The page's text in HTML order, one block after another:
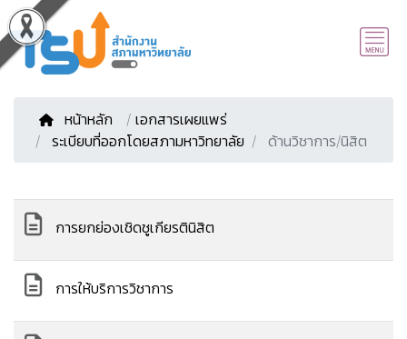
หน้าหลัก / เอกสารเผยแพร่
ระเบียบที่ออกโดยสภามหาวิทยาลัย
ด้านวิชาการ/นิสิต
การยกย่องเชิดชูเกียรตินิสิต
การให้บริการวิชาการ